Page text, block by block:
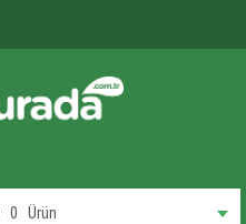
0 Ürün